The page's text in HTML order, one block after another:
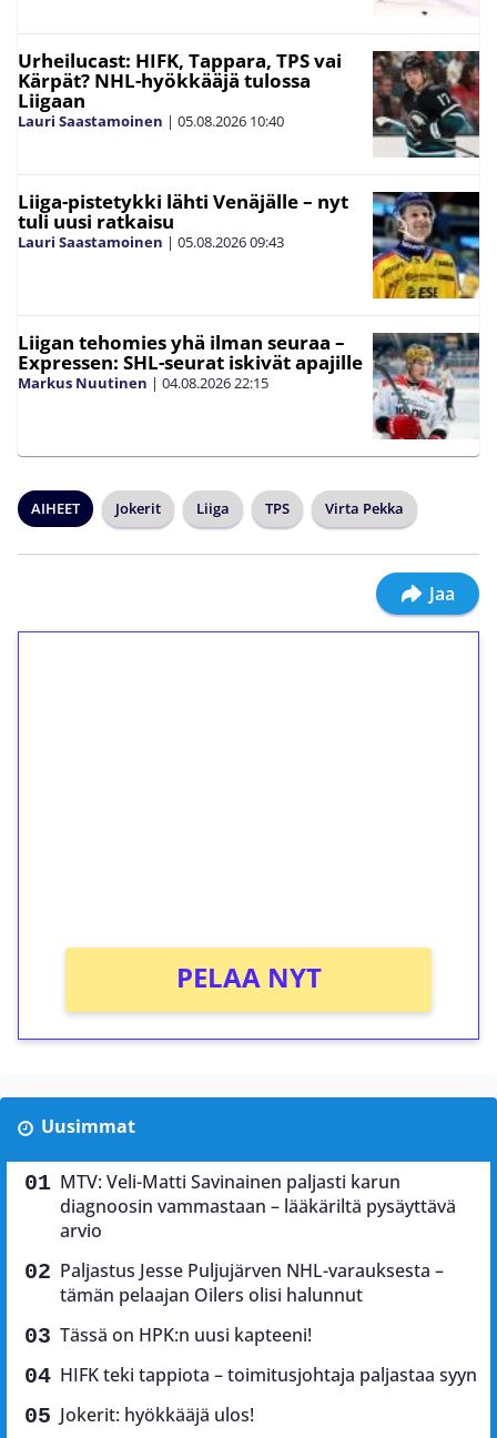
Urheilucast: HIFK, Tappara, TPS vai
Kärpät? NHL-hyökkääjä tulossa
Liigaan
Lauri Saastamoinen | 05.08.2026 10:40
Liiga-pistetykki lähti Venäjälle – nyt
tuli uusi ratkaisu
Lauri Saastamoinen | 05.08.202609:43
Liigan tehomies yhä ilman seuraa –
Expressen: SHL-seurat iskivät apajille
Markus Nuutinen | 04.08.202622:15
AIHEET Jokerit Liiga TPS Virta Pekka
Jaa
PELAA NYT
Uusimmat
MTV: Veli-Matti Savinainen paljasti karun
diagnoosin vammastaan – lääkäriltä pysäyttävä
arvio
Paljastus Jesse Puljujärven NHL-varauksesta –
tämän pelaajan Oilers olisi halunnut
Tässä on HPK:n uusi kapteeni!
HIFK teki tappiota – toimitusjohtaja paljastaa syyn
Jokerit: hyökkääjä ulos!